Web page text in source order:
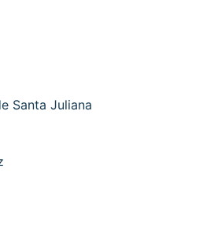
Santa Juliana